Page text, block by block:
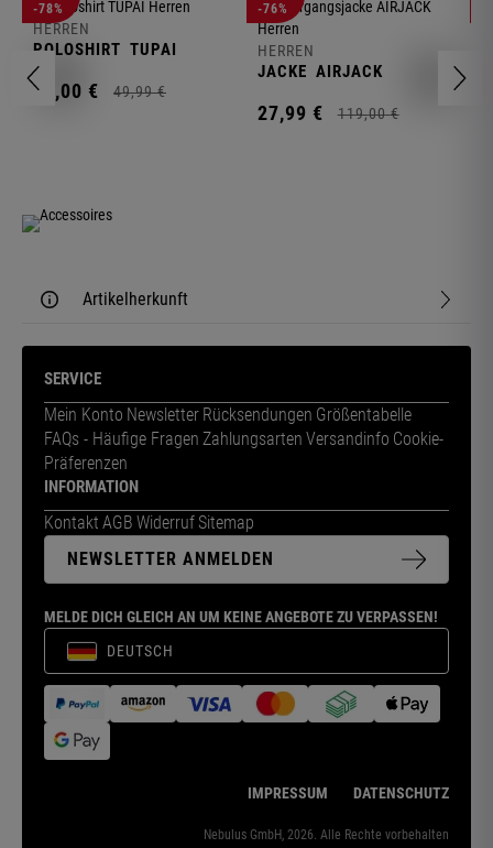
-78%
HERREN
POLOSHIRT TUPAI
11,00 € 49,99 €
-76%
HERREN
JACKE AIRJACK
27,99 € 119,00 €
Artikelherkunft
SERVICE
Mein Konto Newsletter Rücksendungen Größentabelle
FAQs - Häufige Fragen Zahlungsarten Versandinfo Cookie-
Präferenzen
INFORMATION
Kontakt AGB Widerruf Sitemap
NEWSLETTER ANMELDEN
MELDE DICH GLEICH AN UM KEINE ANGEBOTE ZU VERPASSEN!
DEUTSCH
IMPRESSUM DATENSCHUTZ
Nebulus GmbH, 2026. Alle Rechte vorbehalten